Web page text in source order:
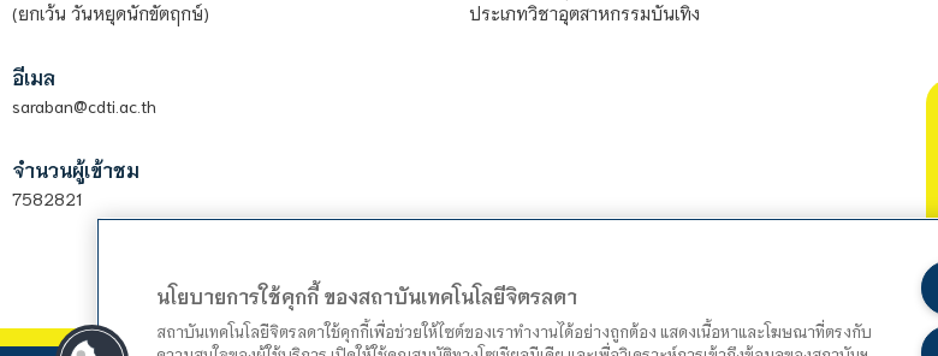
(ยกเว้น วันหยุดนักขัตฤกษ์)
อีเมล
saraban@cdti.ac.th
จำนวนผู้เข้าชม
7582821
ประเภทวิชาอุตสาหกรรมบันเทิง
นโยบายการใช้คุกกี้ ของสถาบันเทคโนโลยีจิตรลดา
สถาบันเทคโนโลยีจิตรลดาใช้คุกกี้เพื่อช่วยให้ไซต์ของเราทำงานได้อย่างถูกต้อง แสดงเนื้อหาและโฆษณาที่ตรงกับ